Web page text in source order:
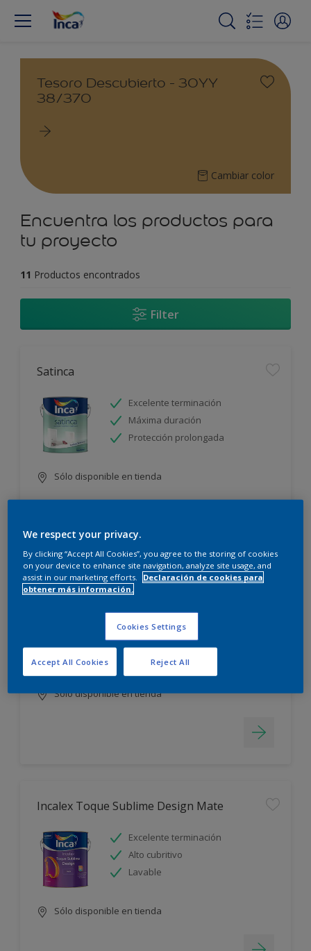
Tesoro Descubierto - 30YY
38/370
Cambiar color
Encuentra los productos para
tu proyecto
11 Productos encontrados
Filter
Satinca
Excelente terminación
Máxima duración
Protección prolongada
Sólo disponible en tienda
Incamax
Blanco más durable
Sólo disponible en tienda
Incalex Toque Sublime Design Mate
Excelente terminación
Alto cubritivo
Lavable
Sólo disponible en tienda
We respect your privacy.
By clicking “Accept All Cookies”, you agree to the storing of cookies
on your device to enhance site navigation, analyze site usage, and
assist in our marketing efforts.
Declaración de cookies para
obtener más información.
Cookies Settings
Reject All
Accept All Cookies